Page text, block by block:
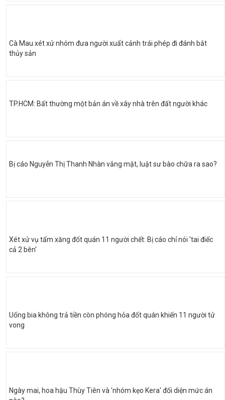
Cà Mau xét xử nhóm đưa người xuất cảnh trái phép đi đánh bắt
thủy sản
TP.HCM: Bất thường một bản án về xây nhà trên đất người khác
Bị cáo Nguyễn Thị Thanh Nhàn vắng mặt, luật sư bào chữa ra sao?
Xét xử vụ tẩm xăng đốt quán 11 người chết: Bị cáo chỉ nói 'tai điếc
cả 2 bên'
Uống bia không trả tiền còn phóng hỏa đốt quán khiến 11 người tử
vong
Ngày mai, hoa hậu Thùy Tiên và 'nhóm kẹo Kera' đối diện mức án